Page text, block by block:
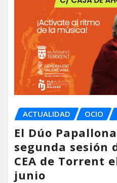
ACTUALIDAD OCIO
El Dúo
segunda sesión
CEA de Torrent
junio